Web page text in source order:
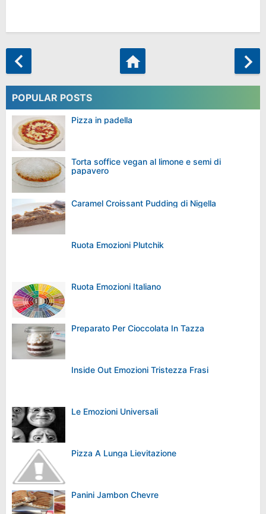
POPULAR POSTS
Pizza in padella
Torta soffice vegan al limone e semi di
papavero
Caramel Croissant Pudding di Nigella
Ruota Emozioni Plutchik
Ruota Emozioni Italiano
Preparato Per Cioccolata In Tazza
Inside Out Emozioni Tristezza Frasi
Le Emozioni Universali
Pizza A Lunga Lievitazione
Panini Jambon Chevre